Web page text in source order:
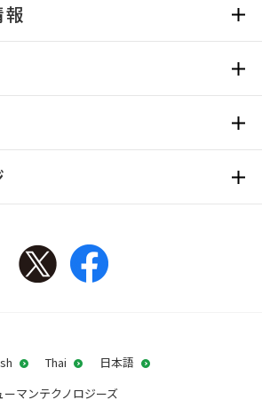
TwitterFacebook
Thai
日本語
マンテクノロジーズ